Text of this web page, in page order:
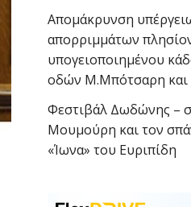
Απομάκρυνση
απορριμμάτων
υπογειοποιημένου
οδών Μ.Μπότσαρη και
Φεστιβάλ Δωδώνης –
Μουμούρη και τον
«Ίωνα» του Ευριπίδη